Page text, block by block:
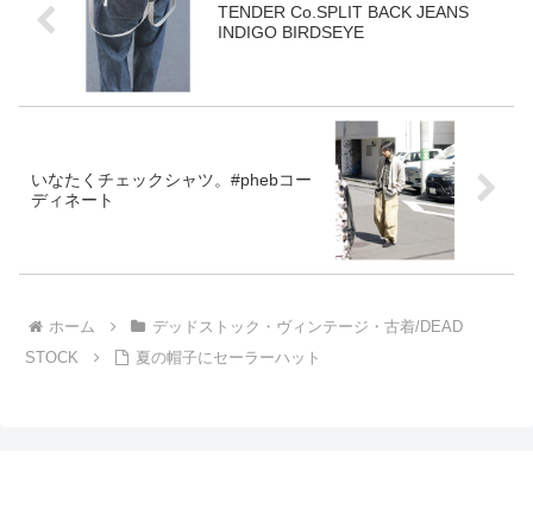
TENDER Co.SPLIT BACK JEANS
INDIGO BIRDSEYE
いなたくチェックシャツ。#phebコー
ディネート
ホーム
デッドストック・ヴィンテージ・古着/DEAD
STOCK
夏の帽子にセーラーハット